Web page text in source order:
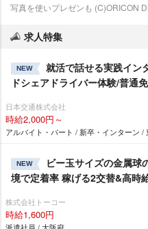
写真を使いプレゼンも (C)ORICON
求人特集
NEW
就活で話せる実践イン
ドシェアドライバー体験/普通
日本交通株式会社
時給2,000円～
アルバイト・パート / 新卒・インターン /
NEW
ビー玉サイズの金属球
境で定着率 稼げる2交替&高時
株式会社トーコー
時給1,600円